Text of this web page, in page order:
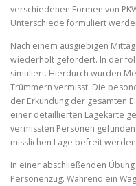
verschiedenen Formen von
Unterschiede formuliert
Nach einem ausgiebigen
wiederholt gefordert. In der
simuliert. Hierdurch wurden
Trümmern vermisst. Die
der Erkundung der gesamten
einer detaillierten Lagekarte
vermissten Personen
misslichen Lage befreit
In einer abschließenden
Personenzug. Während ein